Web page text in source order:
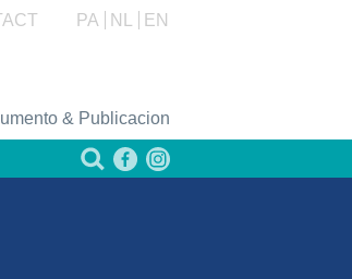
PA NL EN
& Publicacion